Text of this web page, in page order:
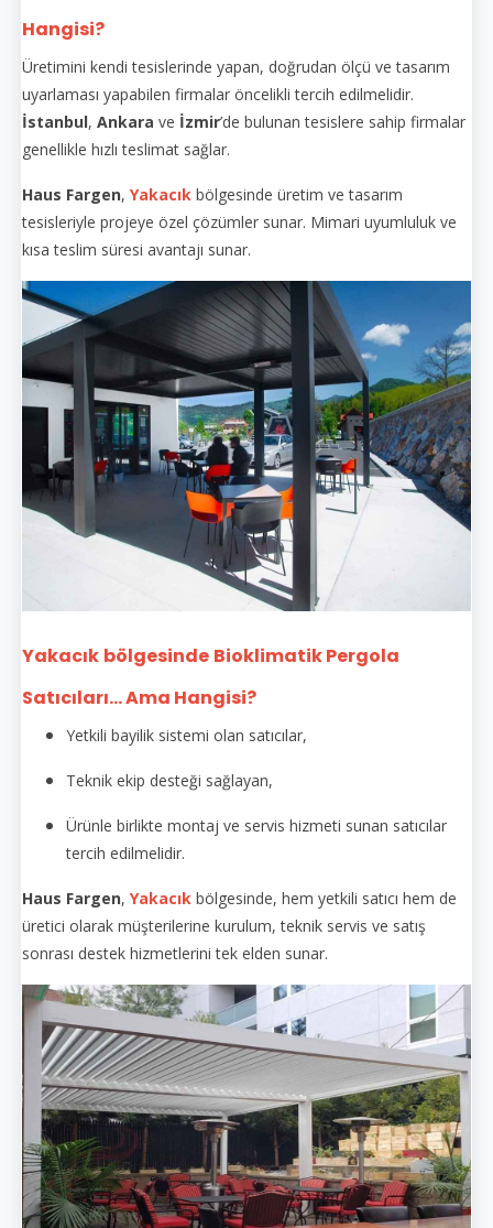
Hangisi?
Üretimini kendi tesislerinde yapan, doğrudan ölçü ve tasarım
uyarlaması yapabilen firmalar öncelikli tercih edilmelidir.
İstanbul, Ankara ve İzmir’de bulunan tesislere sahip firmalar
genellikle hızlı teslimat sağlar.
Haus Fargen, Yakacık bölgesinde üretim ve tasarım
tesisleriyle projeye özel çözümler sunar. Mimari uyumluluk ve
kısa teslim süresi avantajı sunar.
Yakacık bölgesinde Bioklimatik Pergola
Satıcıları... Ama Hangisi?
Yetkili bayilik sistemi olan satıcılar,
Teknik ekip desteği sağlayan,
Ürünle birlikte montaj ve servis hizmeti sunan satıcılar
tercih edilmelidir.
Haus Fargen, Yakacık bölgesinde, hem yetkili satıcı hem de
üretici olarak müşterilerine kurulum, teknik servis ve satış
sonrası destek hizmetlerini tek elden sunar.